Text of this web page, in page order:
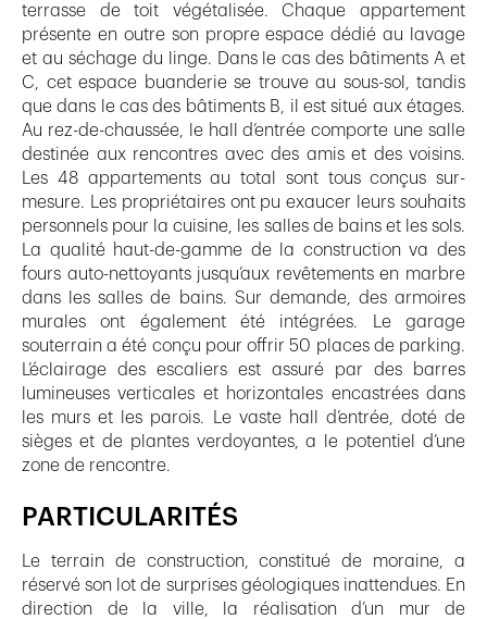
terrasse de toit végétalisée. Chaque appartement
présente en outre son propre espace dédié au lavage
et au séchage du linge. Dans le cas des bâtiments A et
C, cet espace buanderie se trouve au sous-sol, tandis
que dans le cas des bâtiments B, il est situé aux étages.
Au rez-de-chaussée, le hall d’entrée comporte une salle
destinée aux rencontres avec des amis et des voisins.
Les 48 appartements au total sont tous conçus sur-
mesure. Les propriétaires ont pu exaucer leurs souhaits
personnels pour la cuisine, les salles de bains et les sols.
La qualité haut-de-gamme de la construction va des
fours auto-nettoyants jusqu’aux revêtements en marbre
dans les salles de bains. Sur demande, des armoires
murales ont également été intégrées. Le garage
souterrain a été conçu pour offrir 50 places de parking.
L’éclairage des escaliers est assuré par des barres
lumineuses verticales et horizontales encastrées dans
les murs et les parois. Le vaste hall d’entrée, doté de
sièges et de plantes verdoyantes, a le potentiel d’une
zone de rencontre.
PARTICULARITÉS
Le terrain de construction, constitué de moraine, a
réservé son lot de surprises géologiques inattendues. En
direction de la ville, la réalisation d’un mur de